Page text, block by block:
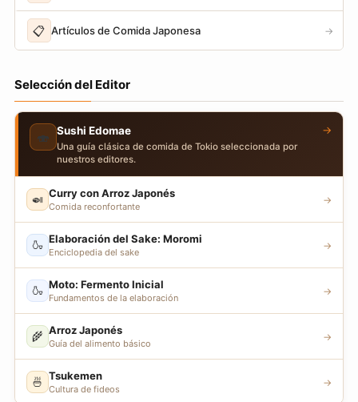
📋 Artículos de Comida Japonesa →
Selección del Editor
🍣 Sushi Edomae
Una guía clásica de comida de Tokio seleccionada por
nuestros editores.
→
🍛 Curry con Arroz Japonés
Comida reconfortante
→
🍶 Elaboración del Sake: Moromi
Enciclopedia del sake
→
🍶 Moto: Fermento Inicial
Fundamentos de la elaboración
→
🌾 Arroz Japonés
Guía del alimento básico
→
🍜 Tsukemen
Cultura de fideos
→